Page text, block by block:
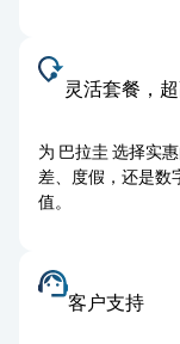
灵活套餐，
为 巴拉圭 选择实
差、度假，还是数
值。
客户支持